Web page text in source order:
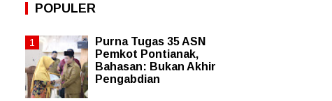
POPULER
Purna Tugas 35 ASN
Pemkot Pontianak,
Bahasan: Bukan Akhir
Pengabdian